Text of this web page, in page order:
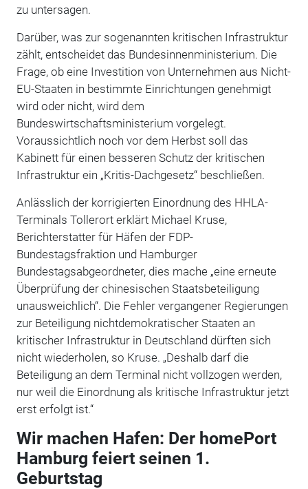
zu untersagen.
Darüber, was zur sogenannten kritischen Infrastruktur
zählt, entscheidet das Bundesinnenministerium. Die
Frage, ob eine Investition von Unternehmen aus Nicht-
EU-Staaten in bestimmte Einrichtungen genehmigt
wird oder nicht, wird dem
Bundeswirtschaftsministerium vorgelegt.
Voraussichtlich noch vor dem Herbst soll das
Kabinett für einen besseren Schutz der kritischen
Infrastruktur ein „Kritis-Dachgesetz“ beschließen.
Anlässlich der korrigierten Einordnung des HHLA-
Terminals Tollerort erklärt Michael Kruse,
Berichterstatter für Häfen der FDP-
Bundestagsfraktion und Hamburger
Bundestagsabgeordneter, dies mache „eine erneute
Überprüfung der chinesischen Staatsbeteiligung
unausweichlich“. Die Fehler vergangener Regierungen
zur Beteiligung nichtdemokratischer Staaten an
kritischer Infrastruktur in Deutschland dürften sich
nicht wiederholen, so Kruse. „Deshalb darf die
Beteiligung an dem Terminal nicht vollzogen werden,
nur weil die Einordnung als kritische Infrastruktur jetzt
erst erfolgt ist.“
Wir machen Hafen: Der homePort
Hamburg feiert seinen 1.
Geburtstag